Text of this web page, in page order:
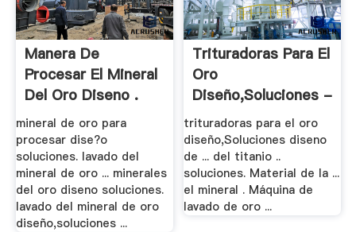
Manera De
Procesar El Mineral
Del Oro Diseno .
mineral de oro para
procesar dise?o
soluciones. lavado del
mineral de oro ... minerales
del oro diseno soluciones.
lavado del mineral de oro
diseño,soluciones ...
Trituradoras Para El
Oro
Diseño,Soluciones -
.
trituradoras para el oro
diseño,Soluciones diseno
de ... del titanio ..
soluciones. Material de la ...
el mineral . Máquina de
lavado de oro ...